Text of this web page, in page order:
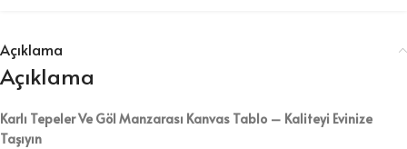
Açıklama
Açıklama
Karlı Tepeler Ve Göl Manzarası Kanvas Tablo – Kaliteyi Evinize
Taşıyın